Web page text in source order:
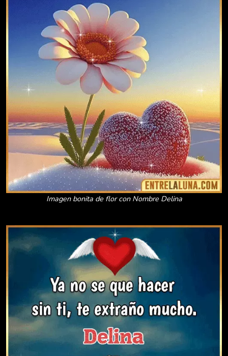
Imagen bonita de flor con Nombre Delina